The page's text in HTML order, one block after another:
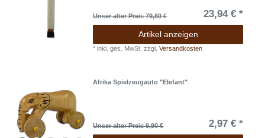
Unser alter Preis 79,80 € 23,94 € *
Artikel anzeigen
*inkl. ges. MwSt. zzgl.Versandkosten
Afrika Spielzeugauto "Elefant"
Unser alter Preis 9,90 € 2,97 € *